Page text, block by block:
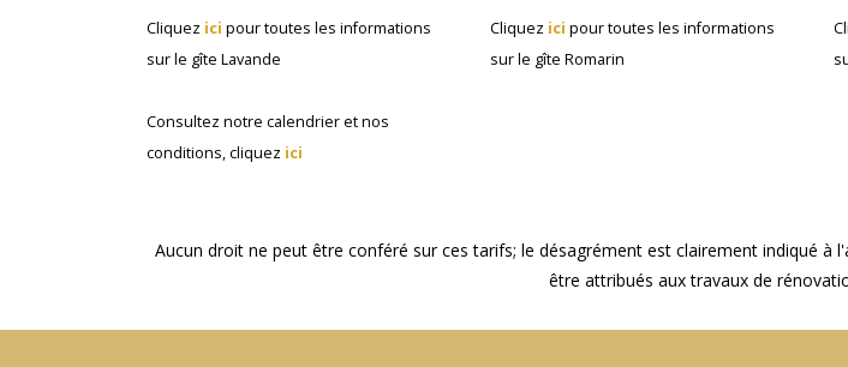
Cliquez ici pour toutes les informations
surle gîte Lavande
Consultez notre calendrier et nos
conditions, cliquez ici
Cliquez ici pour toutes les informations
surle gîte Romarin
Aucun droit ne peut être conféré sur ces tarifs; le désagrément est clairement indiqué
être attribués aux travaux de